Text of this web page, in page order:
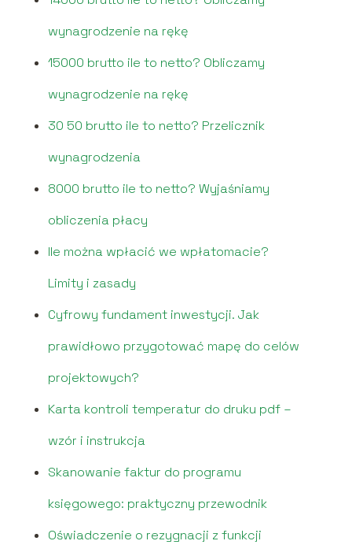
wynagrodzenie na rękę
15000 brutto ile to netto? Obliczamy
wynagrodzenie na rękę
30 50 brutto ile to netto? Przelicznik
wynagrodzenia
8000 brutto ile to netto? Wyjaśniamy
obliczenia płacy
Ile można wpłacić we wpłatomacie?
Limity i zasady
Cyfrowy fundament inwestycji. Jak
prawidłowo przygotować mapę do celów
projektowych?
Karta kontroli temperatur do druku pdf –
wzór i instrukcja
Skanowanie faktur do programu
księgowego: praktyczny przewodnik
Oświadczenie o rezygnacji z funkcji